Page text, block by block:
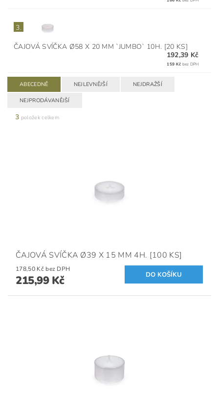
3.
ČAJOVÁ SVÍČKA Ø58 X 20 MM `JUMBO` 10H. [20 KS]
192,39 Kč
159 Kč bez DPH
ABECEDNĚ NEJLEVNĚJŠÍ NEJDRAŽŠÍ
NEJPRODÁVANĚJŠÍ
3 položek celkem
ČAJOVÁ SVÍČKA Ø39 X 15 MM 4H. [100 KS]
178,50 Kč bez DPH
215,99 Kč